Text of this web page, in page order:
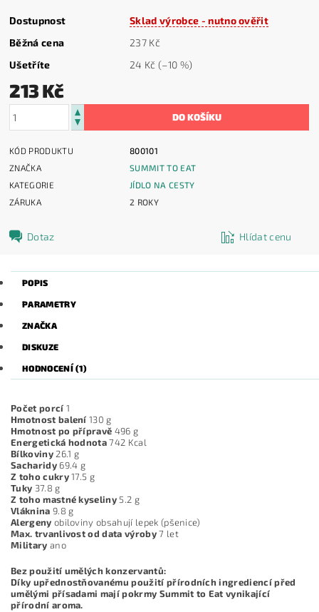
Dostupnost
Sklad výrobce - nutno ověřit
Běžná cena
237 Kč
Ušetříte
24 Kč(–10 %)
213 Kč
KÓD PRODUKTU
800101
ZNAČKA
SUMMIT TO EAT
KATEGORIE
JÍDLO NA CESTY
ZÁRUKA
2 ROKY
Dotaz Hlídat cenu
POPIS
PARAMETRY
ZNAČKA
DISKUZE
HODNOCENÍ (1)
Počet porcí 1
Hmotnost balení 130 g
Hmotnost po přípravě 496 g
Energetická hodnota742 Kcal
Bílkoviny26.1 g
Sacharidy69.4 g
Z toho cukry17.5 g
Tuky 37.8 g
Z toho mastné kyseliny5.2 g
Vláknina 9.8 g
Alergeny obiloviny obsahují lepek (pšenice)
Max. trvanlivost od data výroby7 let
Military ano
Bez použití umělých konzervantů:
Díky upřednostňovanému použití přírodních ingrediencí před
umělými přísadami mají pokrmy Summit to Eat vynikající
přírodní aroma.